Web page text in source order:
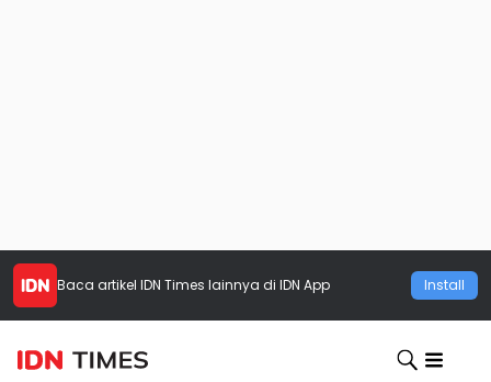
Baca artikel IDN Times lainnya di IDN App Install